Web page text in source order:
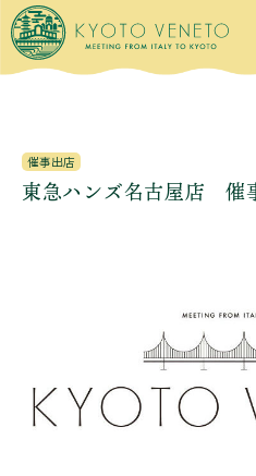
催事出店
東急ハンズ名古屋店 催